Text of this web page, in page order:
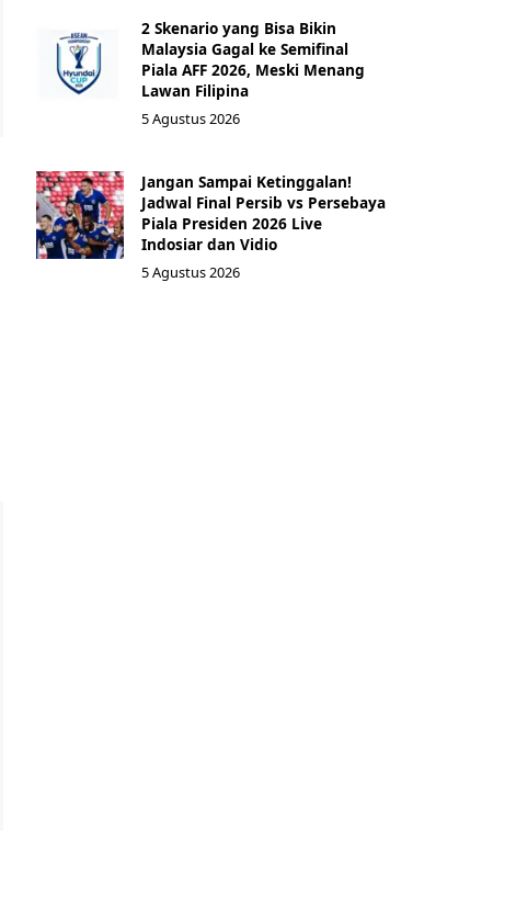
2 Skenario yang Bisa Bikin
Malaysia Gagal ke Semifinal
Piala AFF 2026, Meski Menang
Lawan Filipina
5 Agustus 2026
Jangan Sampai Ketinggalan!
Jadwal Final Persib vs Persebaya
Piala Presiden 2026 Live
Indosiar dan Vidio
5 Agustus 2026